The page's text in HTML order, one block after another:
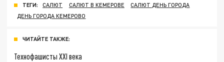
ТЕГИ: САЛЮТ САЛЮТ В КЕМЕРОВЕ
САЛЮТ ДЕНЬ ГОРОДА
ДЕНЬ ГОРОДА КЕМЕРОВО
ЧИТАЙТЕ ТАКЖЕ:
Технофашисты XXI века